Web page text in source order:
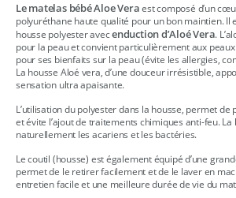
Le matelas bébé Aloe Veraest composé d’un
polyuréthane haute qualité pour un bon maintien. Il
housse polyester avecenduction d’Aloé Vera.
pour la peau et convient particulièrement aux
pour ses bienfaits sur la peau (évite les allergies,
La housse Aloé vera, d’une douceur irrésistible,
sensation ultra apaisante.
L’utilisation du polyester dans la housse, permet
et évite l’ajout de traitements chimiques anti-feu. La
naturellement les acariens et les bactéries.
Le coutil (housse) est également équipé d’une
permet de le retirer facilement et de le laver en
entretien facile et une meilleure durée de vie du